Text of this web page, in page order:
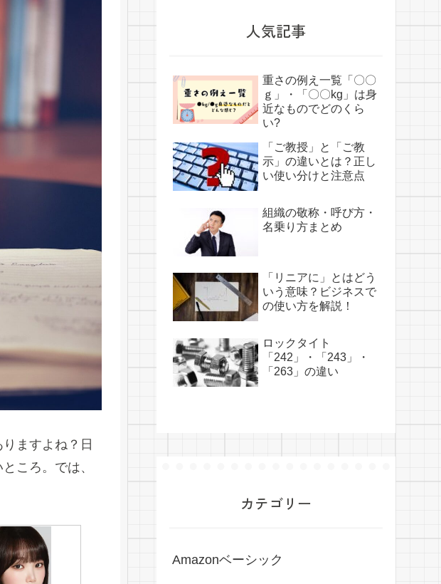
ますよね？日
ころ。では、
人気記事
重さの例え一覧「〇〇
ｇ」・「〇〇kg」は身
近なものでどのくら
い?
「ご教授」と「ご教
示」の違いとは？正し
い使い分けと注意点
組織の敬称・呼び方・
名乗り方まとめ
「リニアに」とはどう
いう意味？ビジネスで
の使い方を解説！
ロックタイト
「242」・「243」・
「263」の違い
カテゴリー
Amazonベーシック